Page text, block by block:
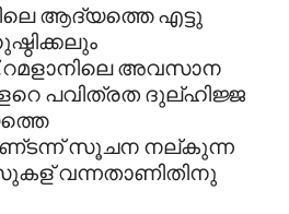
ആദ്യത്തെ എട്ടു
റമളാനിലെ അവസാന
പവിത്രത ദുല്ഹിജ്ജ
സൂചന നല്കുന്ന
വന്നതാണിതിനു